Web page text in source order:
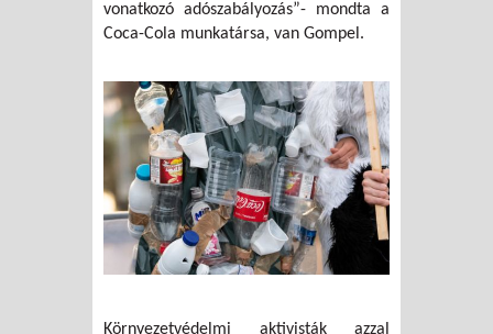
vonatkozó adószabályozás”- mondta a
Coca-Cola munkatársa, van Gompel.
Környezetvédelmi aktivisták azzal